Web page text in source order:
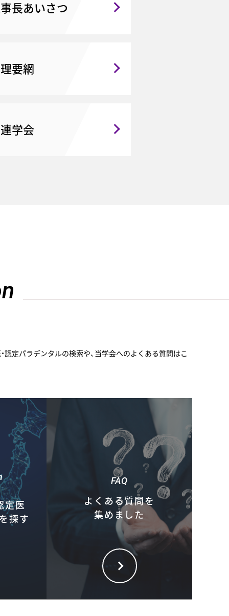
長あいさつ
要網
学会
認定パラデンタルの検索や、当学会へのよくある質問はこ
定医
探す
FAQ
よくある質問を
集めました